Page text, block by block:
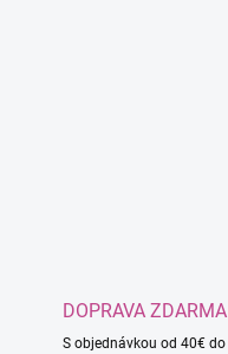
DOPRAVA ZDARMA
S objednávkou od 40€ do